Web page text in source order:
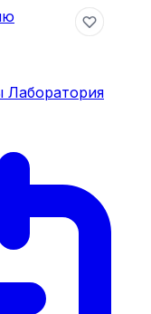
Лаборатория